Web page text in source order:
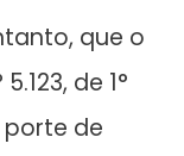
que o
de 1°
porte de